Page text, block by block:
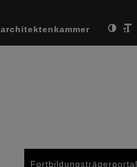
architektenkammer
Fortbildungsträgerportal